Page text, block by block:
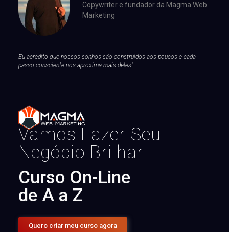
Vamos Fazer Seu
Negócio Brilhar
Curso On-Line
de A a Z
Quero criar meu curso agora
Copywriter e fundador da Magma Web
Marketing
Eu acredito que nossos sonhos são construídos aos poucos e cada
passo consciente nos aproxima mais deles!